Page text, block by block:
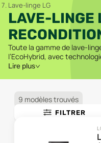
Lave-linge LG
LAVE-LINGE
Toute la gamme de lave-
l’EcoHybrid, avec
Lire plus
9 modèles trouvés
FILTRER